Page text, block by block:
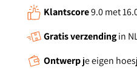
TPU Hoesje
Klantscore9.0 met
Gratis verzendingin
Ontwerpje eigen